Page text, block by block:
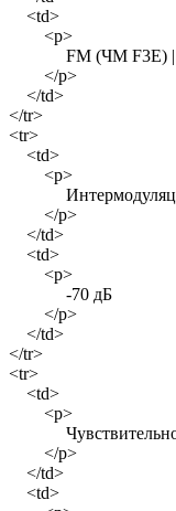
<td>
<p>
FM (ЧМ F3E) |
</p>
</td>
</tr>
<tr>
<td>
<p>
</p>
</td>
<td>
<p>
-70 дБ
</p>
</td>
</tr>
<tr>
<td>
<p>
</p>
</td>
<td>